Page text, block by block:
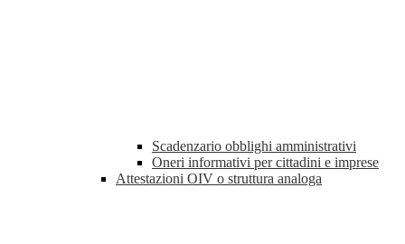
Scadenzario obblighi amministrativi
Oneri informativi per cittadini e imprese
Attestazioni OIV o struttura analoga